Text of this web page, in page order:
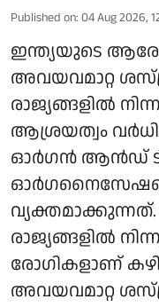
Published on: 04 Aug 2026,
ഇന്ത്യയുടെ
അവയവമാറ്റ
രാജ്യങ്ങളിൽ
ആശ്രയത്വം
ഓർഗൻ ആൻഡ്
രാജ്യങ്ങളിൽ
രോഗികളാണ്
അവയവമാറ്റ